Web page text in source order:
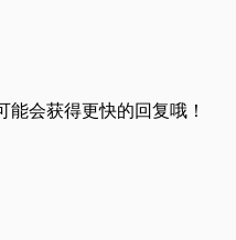
能会获得更快的回复哦！